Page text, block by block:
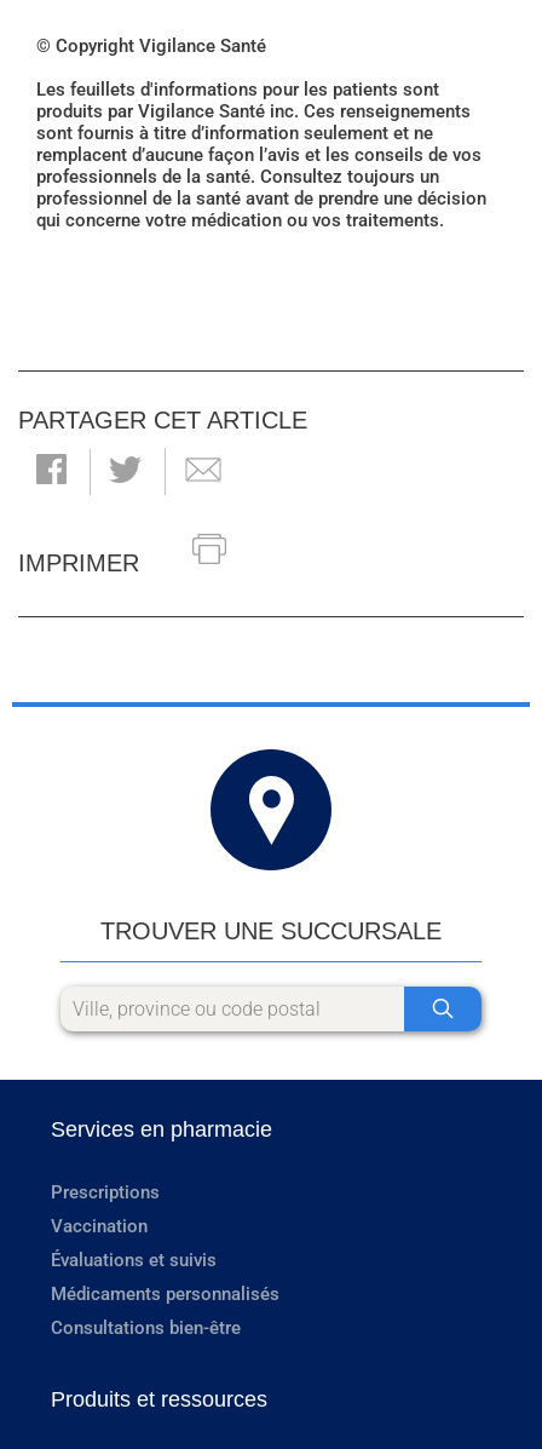
© Copyright Vigilance Santé
Les feuillets d'informations pour les patients sont
produits par Vigilance Santé inc. Ces renseignements
sont fournis à titre d’information seulement et ne
remplacent d’aucune façon l’avis et les conseils de vos
professionnels de la santé. Consultez toujours un
professionnel de la santé avant de prendre une décision
qui concerne votre médication ou vos traitements.
PARTAGER CET ARTICLE
IMPRIMER
TROUVER UNE SUCCURSALE
Services en pharmacie
Prescriptions
Vaccination
Évaluations et suivis
Médicaments personnalisés
Consultations bien-être
Produits et ressources